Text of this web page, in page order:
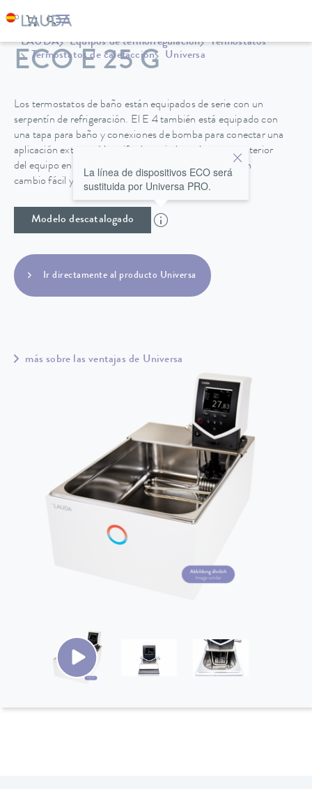
LAUDA Equipos de termorregulación
Termostatos
Termostatos de calefacción
Universa
ECO E 25 G
Los termostatos de baño están equipados de serie con un
serpentín de refrigeración. El E 4 también está equipado con
una tapa para baño y conexiones de bomba para conectar una
aplicación externa. Un grifo de vaciado en la parte posterior
del equipo en los baños de acero inoxidable permite un
cambio fácil y seguro del líquido caloportador.
Modelo descatalogado
La línea de dispositivos ECO será
sustituida por Universa PRO.
Ir directamente al producto Universa
más sobre las ventajas de Universa